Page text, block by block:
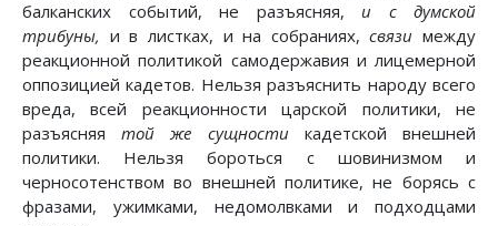
балканских событий, не разъясняя, и с думской
трибуны, и в листках, и на собраниях,связи между
реакционной политикой самодержавия и лицемерной
оппозицией кадетов. Нельзя разъяснить народу всего
вреда, всей реакционности царской политики, не
разъясняятой же сущности кадетской внешней
политики. Нельзя бороться с шовинизмом и
черносотенством во внешней политике, не борясь с
фразами, ужимками, недомолвками и подходцами